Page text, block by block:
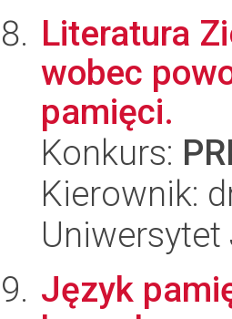
Literatura
wobec
pamięci.
Konkurs:
Kierownik:
Uniwersytet
Język